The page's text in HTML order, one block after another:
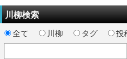
川柳検索
全て 川柳 タグ 投